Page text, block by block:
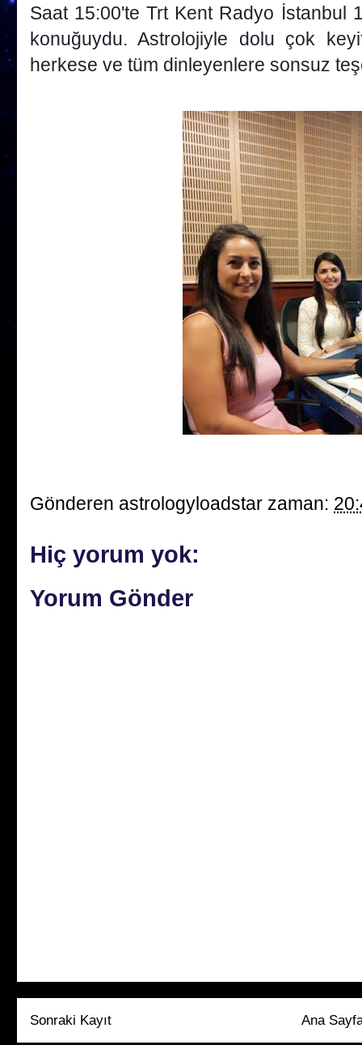
Saat 15:00'te Trt Kent Radyo İstanbul
konuğuydu. Astrolojiyle dolu çok
herkese ve tüm dinleyenlere sonsuz
Gönderen astrologyloadstar zaman:
Hiç yorum yok:
Yorum Gönder
Sonraki Kayıt Ana